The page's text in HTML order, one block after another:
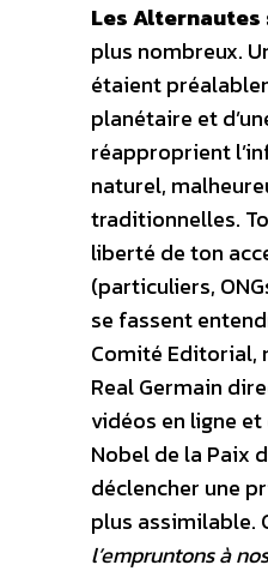
Les
plus nombreux.
étaient
planétaire et
réapproprient
naturel,
traditionnelles.
liberté de ton
(particuliers,
se fassent
Comité Editorial,
Real Germain
vidéos en ligne
Nobel de la Paix
déclencher une
plus assimilable.
l’empruntons à